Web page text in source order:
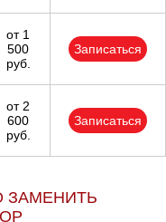
от 1
500
руб.
Записаться
от 2
600
руб.
Записаться
ЗАМЕНИТЬ